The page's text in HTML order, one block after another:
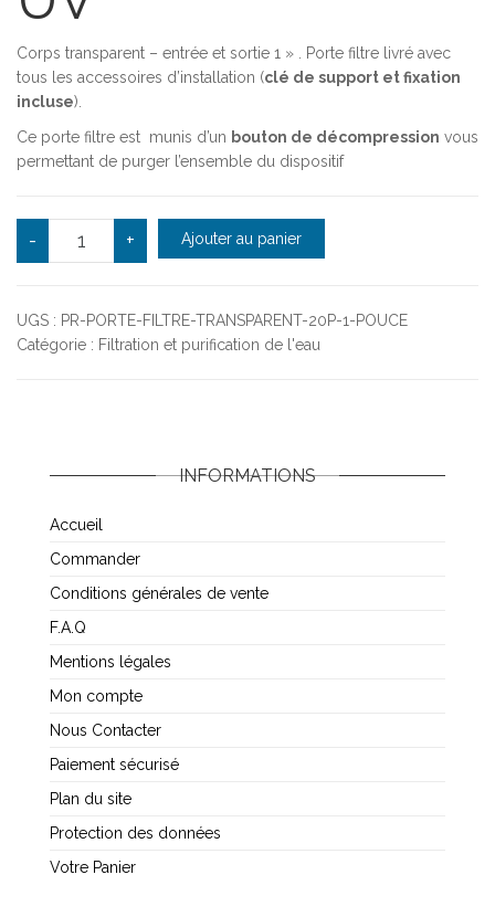
Corps transparent – entrée et sortie 1 » . Porte filtre livré avec
tous les accessoires d’installation (clé de support et fixation
incluse).
Ce porte filtre est munis d’un bouton de décompression vous
permettant de purger l’ensemble du dispositif
- quantité de Porte-filtre transparent 20'' entrée/sortie
+ Ajouter au panier
UGS : PR-PORTE-FILTRE-TRANSPARENT-20P-1-POUCE
Catégorie : Filtration et purification de l'eau
INFORMATIONS
Accueil
Commander
Conditions générales de vente
F.A.Q
Mentions légales
Mon compte
Nous Contacter
Paiement sécurisé
Plan du site
Protection des données
Votre Panier